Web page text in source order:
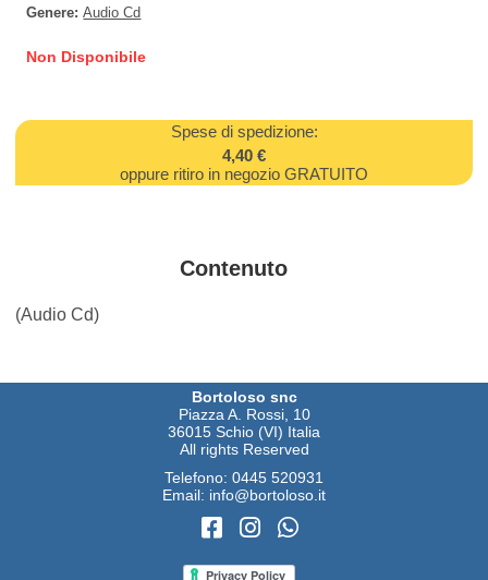
Genere:Audio Cd
Non Disponibile
Spese di spedizione:
4,40 €
oppure ritiro in negozio GRATUITO
Contenuto
(Audio Cd)
Bortoloso snc
Piazza A. Rossi, 10
36015 Schio (VI) Italia
All rights Reserved
Telefono: 0445 520931
Email: info@bortoloso.it